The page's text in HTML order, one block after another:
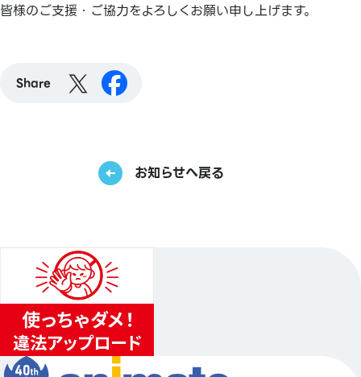
皆様のご支援・ご協力をよろしくお願い申し上げます。
Share
お知らせへ戻る